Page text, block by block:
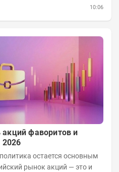
10:06
фаворитов и
2026
рынок акций — это и